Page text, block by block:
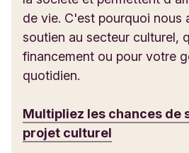
de vie. C'est pourquoi nous
soutien au secteur culturel,
financement ou pour votre
quotidien.
Multipliez les chances de
projet culturel